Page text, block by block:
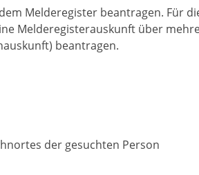
Melderegister beantragen. Für
Melderegisterauskunft über
beantragen.
der gesuchten Person